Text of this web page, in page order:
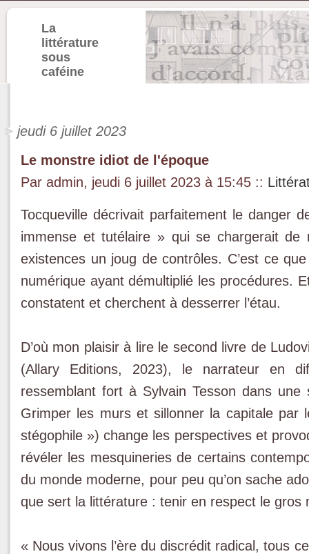
La
littérature
sous
caféine
jeudi 6 juillet 2023
Le monstre idiot de l'époque
Par admin, jeudi 6 juillet 2023 à 15:45 ::
Tocqueville décrivait parfaitement le danger
immense et tutélaire » qui se chargerait
existences un joug de contrôles. C’est ce
numérique ayant démultiplié les procédures.
constatent et cherchent à desserrer l’étau.
D’où mon plaisir à lire le second livre de
(Allary Editions, 2023), le narrateur en
ressemblant fort à Sylvain Tesson dans
Grimper les murs et sillonner la capitale par
stégophile ») change les perspectives et
révéler les mesquineries de certains
du monde moderne, pour peu qu’on sache
que sert la littérature : tenir en respect le gros
« Nous vivons l’ère du discrédit radical, tous